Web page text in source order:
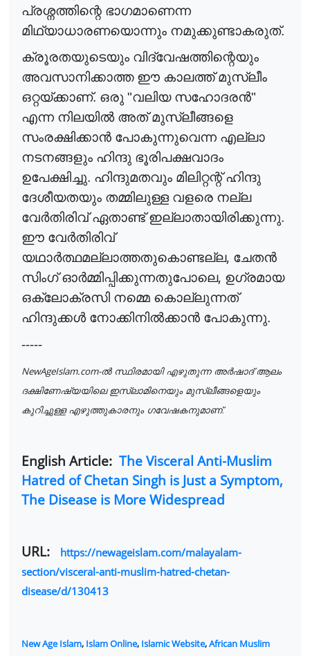
പ്രശ്നത്തിന്റെ ഭാഗമാണെന്ന
മിഥ്യാധാരണയൊന്നും നമുക്കുണ്ടാകരുത്.
ക്രൂരതയുടെയും വിദ്വേഷത്തിന്റെയും
അവസാനിക്കാത്ത ഈ കാലത്ത് മുസ്ലീം
ഒറ്റയ്ക്കാണ്. ഒരു "വലിയ സഹോദരൻ"
എന്ന നിലയിൽഅത് മുസ്ലീങ്ങളെ
സംരക്ഷിക്കാൻ പോകുന്നുവെന്ന എല്ലാ
നടനങ്ങളും ഹിന്ദു ഭൂരിപക്ഷവാദം
ഉപേക്ഷിച്ചു. ഹിന്ദുമതവും മിലിറ്റന്റ് ഹിന്ദു
ദേശീയതയും തമ്മിലുള്ള വളരെ നല്ല
വേർതിരിവ്ഏതാണ്ട് ഇല്ലാതായിരിക്കുന്നു.
ഈ വേർതിരിവ്
യഥാർത്ഥമല്ലാത്തതുകൊണ്ടല്ല, ചേതൻ
സിംഗ് ഓർമ്മിപ്പിക്കുന്നതുപോലെ, ഉഗ്രമായ
ഒക്‌ലോക്രസി നമ്മെ കൊല്ലുന്നത്
ഹിന്ദുക്കൾ നോക്കിനിൽക്കാൻ പോകുന്നു.
-----
NewAgeIslam.com-ൽസ്ഥിരമായി എഴുതുന്ന അർഷാദ്ആലം
ദക്ഷിണേഷ്യയിലെ ഇസ്‌ലാമിനെയും മുസ്ലീങ്ങളെയും
കുറിച്ചുള്ള എഴുത്തുകാരനും ഗവേഷകനുമാണ്.
English Article: The Visceral Anti-Muslim
Hatred of Chetan Singh is Just a Symptom,
The Disease is More Widespread
URL:
https://newageislam.com/malayalam-
section/visceral-anti-muslim-hatred-chetan-
disease/d/130413
New Age Islam, Islam Online, Islamic Website,African Muslim